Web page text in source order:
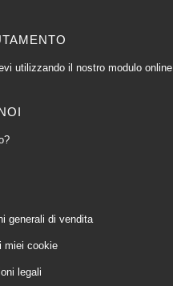
utilizzando il nostro modulo online
generali di vendita
miei cookie
legali